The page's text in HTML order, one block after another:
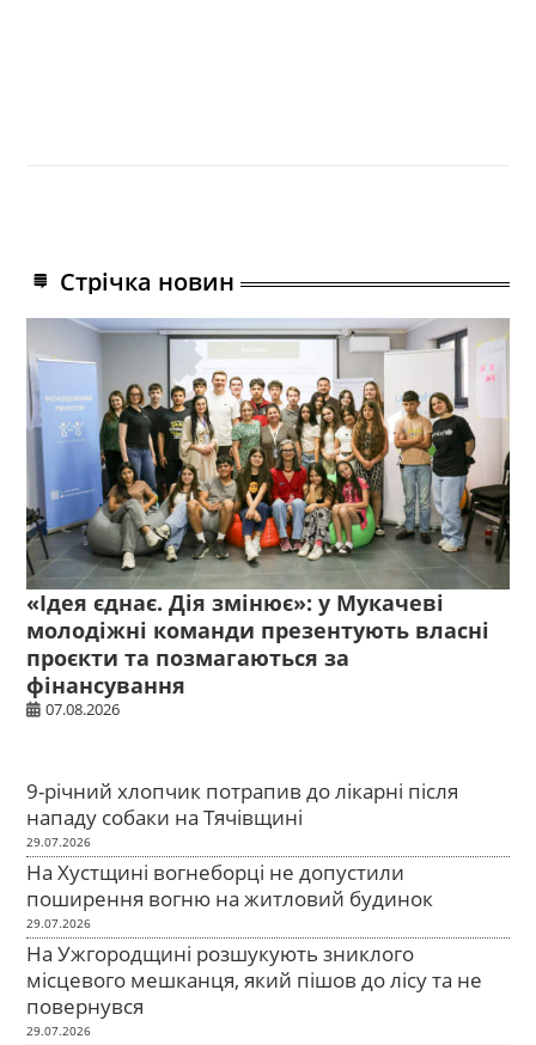
Стрічка новин
«Ідея єднає. Дія змінює»: у Мукачеві
молодіжні команди презентують власні
проєкти та позмагаються за
фінансування
07.08.2026
9-річний хлопчик потрапив до лікарні після
нападу собаки на Тячівщині
29.07.2026
На Хустщині вогнеборці не допустили
поширення вогню на житловий будинок
29.07.2026
На Ужгородщині розшукують зниклого
місцевого мешканця, який пішов до лісу та не
повернувся
29.07.2026